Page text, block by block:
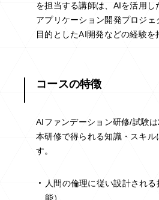
を担当する講師は、AIを活用し
アプリケーション開発プロジ
目的としたAI開発などの経験を
コースの特徴
AIファンデーション研修/試験は
本研修で得られる知識・スキル
す。
人間の倫理に従い設計され
能）